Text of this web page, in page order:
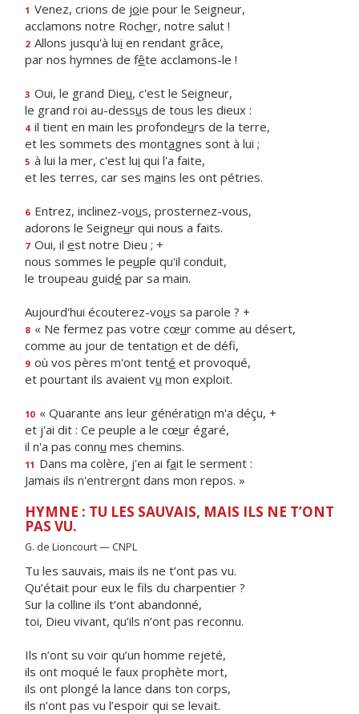
1 Venez, crions de joie pour le Seigneur,
acclamons notre Rocher, notre salut !
2 Allons jusqu'à lui en rendant grâce,
par nos hymnes de fête acclamons-le !
3 Oui, le grand Dieu, c'est le Seigneur,
le grand roi au-dessus de tous les dieux :
4 il tient en main les profondeurs de la terre,
et les sommets des montagnes sont à lui ;
5 à lui la mer, c'est lui qui l'a faite,
et les terres, car ses mains les ont pétries.
6 Entrez, inclinez-vous, prosternez-vous,
adorons le Seigneur qui nous a faits.
7 Oui, il est notre Dieu ; +
nous sommes le peuple qu'il conduit,
le troupeau guidé par sa main.
Aujourd'hui écouterez-vous sa parole ? +
8 « Ne fermez pas votre cœur comme au désert,
comme au jour de tentation et de défi,
9 où vos pères m'ont tenté et provoqué,
et pourtant ils avaient vu mon exploit.
10 « Quarante ans leur génération m'a déçu, +
et j'ai dit : Ce peuple a le cœur égaré,
il n'a pas connu mes chemins.
11 Dans ma colère, j'en ai fait le serment :
Jamais ils n'entreront dans mon repos. »
HYMNE : TU LES SAUVAIS, MAIS ILS NE T’ONT
PAS VU.
G. de Lioncourt — CNPL
Tu les sauvais, mais ils ne t’ont pas vu.
Qu’était pour eux le fils du charpentier ?
Sur la colline ils t’ont abandonné,
toi, Dieu vivant, qu’ils n’ont pas reconnu.
Ils n’ont su voir qu’un homme rejeté,
ils ont moqué le faux prophète mort,
ils ont plongé la lance dans ton corps,
ils n’ont pas vu l’espoir qui se levait.